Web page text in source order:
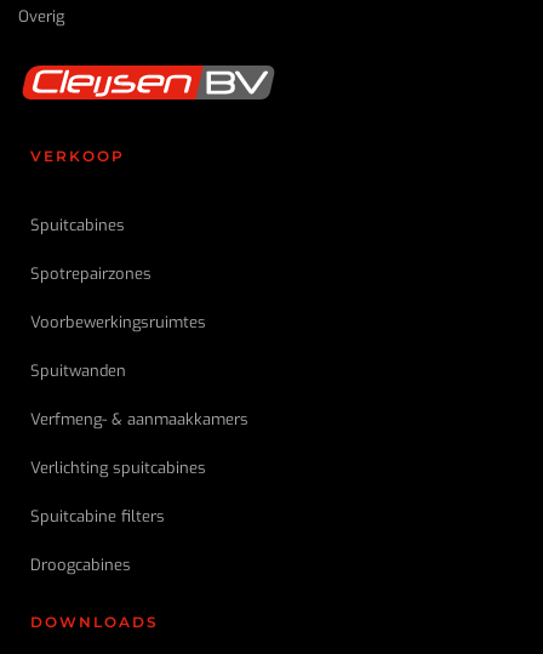
Overig
VERKOOP
Spuitcabines
Spotrepairzones
Voorbewerkingsruimtes
Spuitwanden
Verfmeng- & aanmaakkamers
Verlichting spuitcabines
Spuitcabine filters
Droogcabines
DOWNLOADS